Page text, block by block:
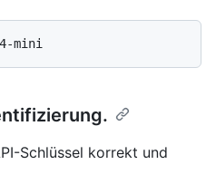
Schlüssel korrekt und